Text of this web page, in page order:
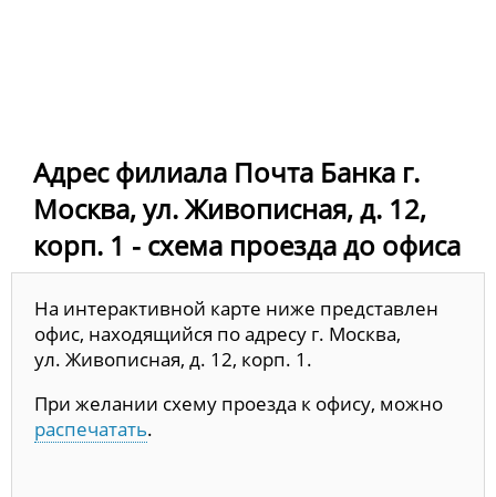
Адрес филиала Почта Банка г.
Москва, ул. Живописная, д. 12,
корп. 1 - схема проезда до офиса
На интерактивной карте ниже представлен
офис, находящийся по адресу г. Москва,
ул. Живописная, д. 12, корп. 1.
При желании схему проезда к офису, можно
распечатать.